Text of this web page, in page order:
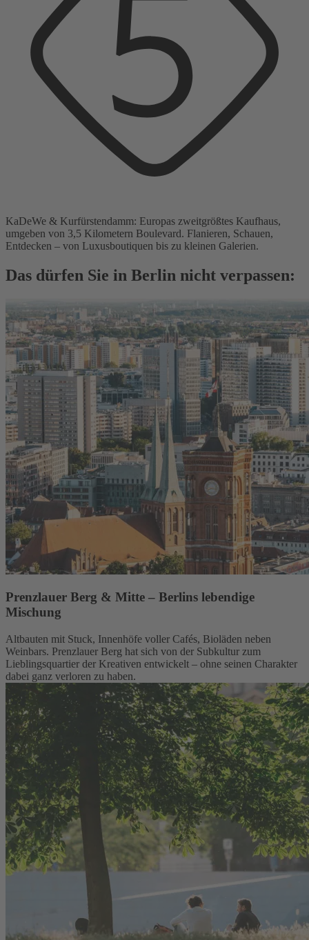
KaDeWe & Kurfürstendamm: Europas zweitgrößtes Kaufhaus,
umgeben von 3,5 Kilometern Boulevard. Flanieren, Schauen,
Entdecken – von Luxusboutiquen bis zu kleinen Galerien.
Das dürfen Sie in Berlin nicht verpassen:
Prenzlauer Berg & Mitte – Berlins lebendige
Mischung
Altbauten mit Stuck, Innenhöfe voller Cafés, Bioläden neben
Weinbars. Prenzlauer Berg hat sich von der Subkultur zum
Lieblingsquartier der Kreativen entwickelt – ohne seinen Charakter
dabei ganz verloren zu haben.